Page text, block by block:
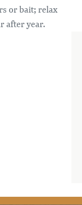
or bait; relax
after year.